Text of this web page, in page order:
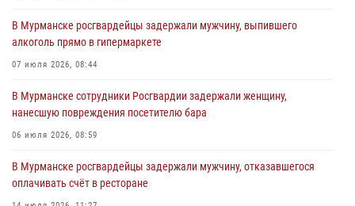
30 июля 2026, 14:09
В Управлении Росгвардии по Мурманской области прошло пожарно-
30 июля 2026, 14:05
В Управлении Росгвардии по Мурманской области состоялось
равноапостольного великого князя Владимира
29 июля 2026, 12:17 4
В Мурманске росгвардейцы задержали мужчину, выпившего
алкоголь прямо в гипермаркете
07 июля 2026, 08:44
В Мурманске сотрудники Росгвардии задержали женщину,
нанесшую повреждения посетителю бара
06 июля 2026, 08:59
В Мурманске росгвардейцы задержали мужчину, отказавшегося
оплачивать счёт в ресторане